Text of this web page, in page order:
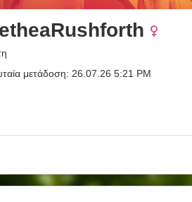
μετάδοση: 26.07.26 5:21 PM